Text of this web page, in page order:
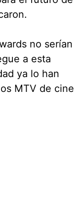
no serían
a esta
ya lo han
MTV de cine